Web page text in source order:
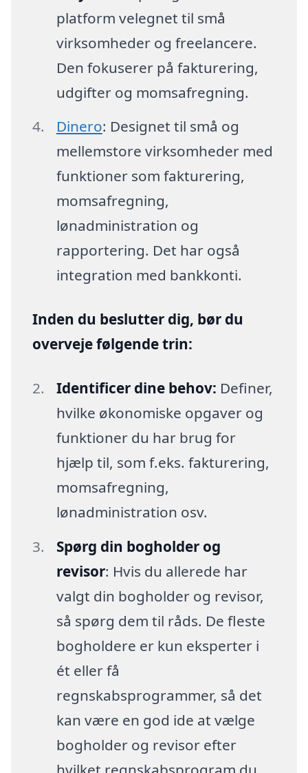
platform velegnet til små
virksomheder og freelancere.
Den fokuserer på fakturering,
udgifter og momsafregning.
Dinero: Designet til små og
mellemstore virksomheder med
funktioner som fakturering,
momsafregning,
lønadministration og
rapportering. Det har også
integration med bankkonti.
Inden du beslutter dig, bør du
overveje følgende trin:
Identificer dine behov: Definer,
hvilke økonomiske opgaver og
funktioner du har brug for
hjælp til, som f.eks. fakturering,
momsafregning,
lønadministration osv.
Spørg din bogholder og
revisor: Hvis du allerede har
valgt din bogholder og revisor,
så spørg dem til råds. De fleste
bogholdere er kun eksperter i
ét eller få
regnskabsprogrammer, så det
kan være en god ide at vælge
bogholder og revisor efter